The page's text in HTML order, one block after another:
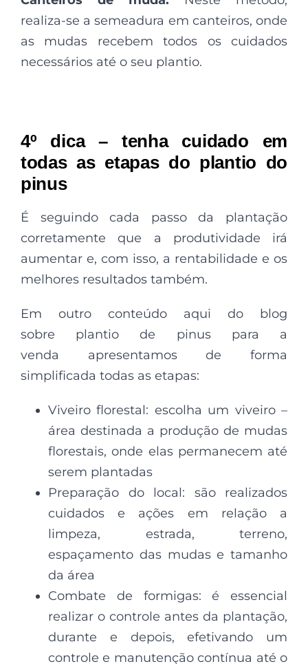
realiza-se a semeadura em canteiros, onde
as mudas recebem todos os cuidados
necessários até o seu plantio.
4º dica – tenha cuidado em
todas as etapas do plantio do
pinus
É seguindo cada passo da plantação
corretamente que a produtividade irá
aumentar e, com isso, a rentabilidade e os
melhores resultados também.
Em outro conteúdo aqui do blog
sobre plantio de pinus para a
venda apresentamos de forma
simplificada todas as etapas:
Viveiro florestal: escolha um viveiro –
área destinada a produção de mudas
florestais, onde elas permanecem até
serem plantadas
Preparação do local: são realizados
cuidados e ações em relação a
limpeza, estrada, terreno,
espaçamento das mudas e tamanho
da área
Combate de formigas: é essencial
realizar o controle antes da plantação,
durante e depois, efetivando um
controle e manutenção contínua até o